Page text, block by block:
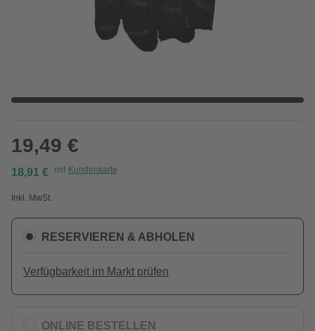
19,49 €
18,91 € mit Kundenkarte
Inkl. MwSt.
RESERVIEREN & ABHOLEN
Verfügbarkeit im Markt prüfen
ONLINE BESTELLEN